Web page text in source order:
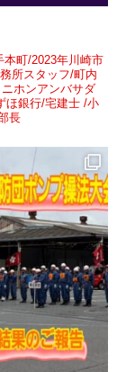
本町/2023年川崎市
所スタッフ/町内
ホンアンバサダ
ほ銀行/宅建士 /小
長